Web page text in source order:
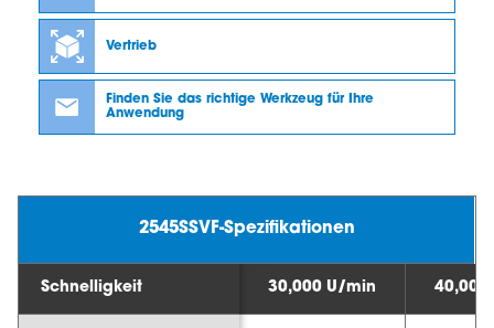
Vertrieb
Finden Sie das richtige Werkzeug für Ihre
Anwendung
2545SSVF-Spezifikationen
Schnelligkeit 30,000 U/min 40,000